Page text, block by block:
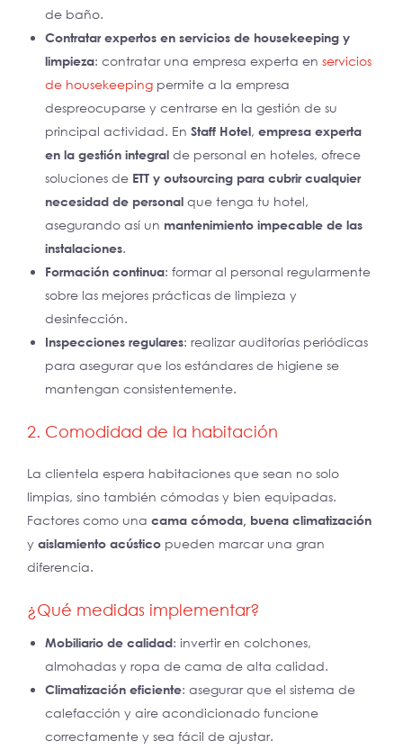
de baño.
Contratar expertos en servicios de housekeeping y
limpieza: contratar una empresa experta en servicios
de housekeeping permite a la empresa
despreocuparse y centrarse en la gestión de su
principal actividad. En Staff Hotel, empresa experta
en la gestión integral de personal en hoteles, ofrece
soluciones de ETT y outsourcing para cubrir cualquier
necesidad de personal que tenga tu hotel,
asegurando así un mantenimiento impecable de las
instalaciones.
Formación continua: formar al personal regularmente
sobre las mejores prácticas de limpieza y
desinfección.
Inspecciones regulares: realizar auditorías periódicas
para asegurar que los estándares de higiene se
mantengan consistentemente.
2. Comodidad de la habitación
La clientela espera habitaciones que sean no solo
limpias, sino también cómodas y bien equipadas.
Factores como una cama cómoda, buena climatización
y aislamiento acústico pueden marcar una gran
diferencia.
¿Qué medidas implementar?
Mobiliario de calidad: invertir en colchones,
almohadas y ropa de cama de alta calidad.
Climatización eficiente: asegurar que el sistema de
calefacción y aire acondicionado funcione
correctamente y sea fácil de ajustar.